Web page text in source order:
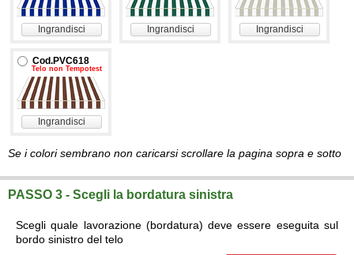
Ingrandisci Ingrandisci Ingrandisci
Cod.PVC618
Telo non Tempotest
Ingrandisci
Se i colori sembrano non caricarsi scrollare la pagina sopra e sotto
PASSO 3 - Scegli la bordatura sinistra
Scegli quale lavorazione (bordatura) deve essere eseguita sul
bordo sinistro del telo